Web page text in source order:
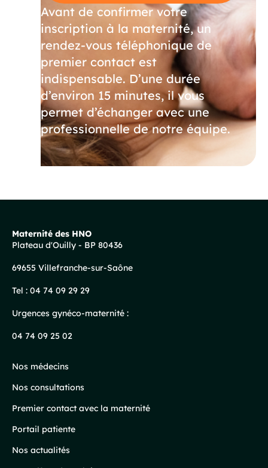
Avant de confirmer votre
inscription à la maternité, un
rendez-vous téléphonique de
premier contact est
indispensable. D’une durée
d’environ 15 minutes, il vous
permet d’échanger avec une
professionnelle de notre équipe.
de
page
Maternité des HNO
Plateau d'Ouilly - BP 80436
69655 Villefranche-sur-Saône
Tel : 04 74 09 29 29
Urgences gynéco-maternité :
04 74 09 25 02
Nos médecins
Nos consultations
Premier contact avec la maternité
Portail patiente
Nos actualités